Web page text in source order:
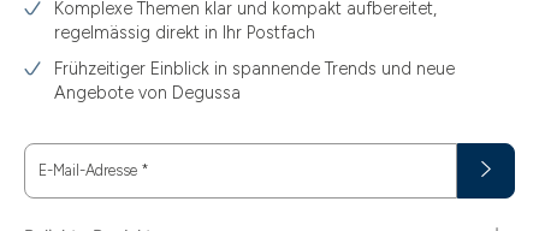
Komplexe Themen klar und kompakt aufbereitet,
regelmässig direkt in Ihr Postfach
Frühzeitiger Einblick in spannende Trends und neue
Angebote von Degussa
E-Mail-Adresse *